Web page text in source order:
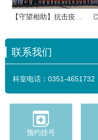
【守望相助】抗击疫…
联系我们
科室电话： 0351-4651732
预约挂号